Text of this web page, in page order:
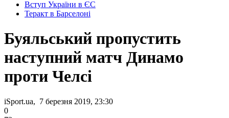
Вступ України в ЄС
Теракт в Барселоні
Буяльський пропустить
наступний матч Динамо
проти Челсі
iSport.ua, 7 березня 2019, 23:30
0